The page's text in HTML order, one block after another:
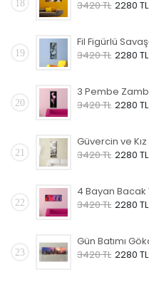
18 3420 TL 2280 TL
19
3420 TL 2280 TL
20
3420 TL 2280 TL
21
3420 TL 2280 TL
22
3420 TL 2280 TL
23
3420 TL 2280 TL